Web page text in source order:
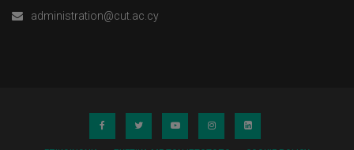
administration@cut.ac.cy